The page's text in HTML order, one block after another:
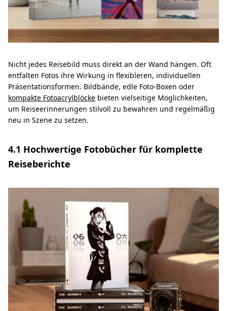
Nicht jedes Reisebild muss direkt an der Wand hängen. Oft
entfalten Fotos ihre Wirkung in flexibleren, individuellen
Präsentationsformen. Bildbände, edle Foto-Boxen oder
kompakte Fotoacrylblöcke bieten vielseitige Möglichkeiten,
um Reiseerinnerungen stilvoll zu bewahren und regelmäßig
neu in Szene zu setzen.
4.1 Hochwertige Fotobücher für komplette
Reiseberichte